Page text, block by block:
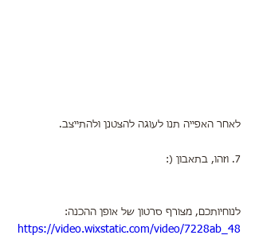
לאחר האפייה תנו לעוגה להצטנן ולהתייצב.
7. וזהו, בתאבון (:
לנוחיותכם, מצורף סרטון של אופן ההכנה:
https://video.wixstatic.com/video/7228ab_48